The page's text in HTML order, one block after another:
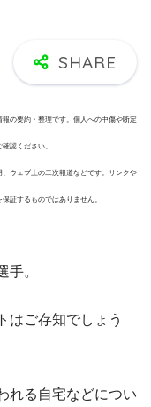
の要約・整理です。個人への中傷や断定
認ください。
ウェブ上の二次報道などです。リンクや
証するものではありません。
手。
はご存知でしょう
れる自宅などについ